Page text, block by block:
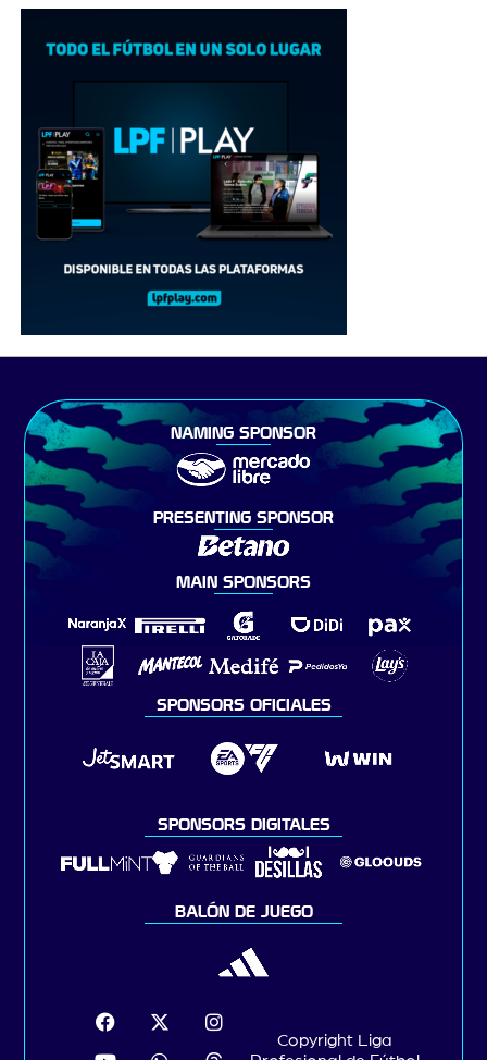
NAMING SPONSOR
PRESENTING SPONSOR
MAIN SPONSORS
SPONSORS OFICIALES
SPONSORS DIGITALES
BALÓN DE JUEGO
Copyright Liga